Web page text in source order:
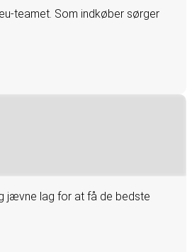
teamet. Som indkøber sørger
jævne lag for at få de bedste